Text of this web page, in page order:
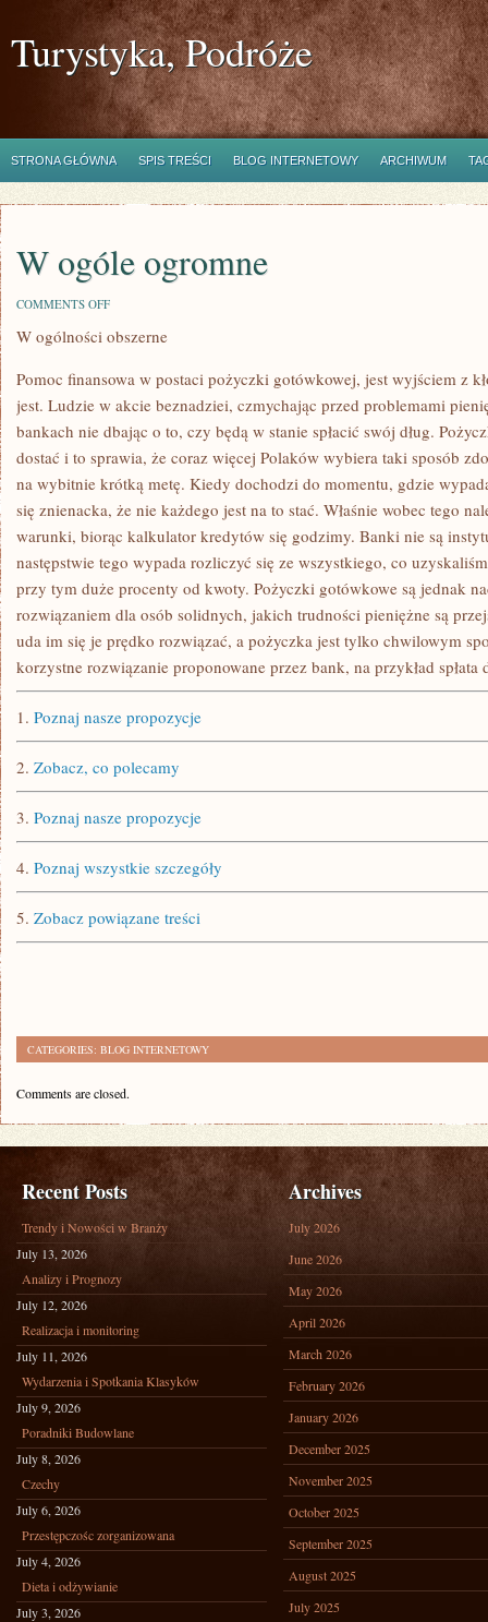
Turystyka, Podróże
STRONA GŁÓWNA SPIS TREŚCI BLOG INTERNETOWY ARCHIWUM
W ogóle ogromne
COMMENTS OFFON
OGÓLE
W ogólności obszerne
Pomoc finansowa w postaci pożyczki gotówkowej, jest wyjściem z
jest. Ludzie w akcie beznadziei, czmychając przed problemami
bankach nie dbając o to, czy będą w stanie spłacić swój dług.
dostać i to sprawia, że coraz więcej Polaków wybiera taki sposób
na wybitnie krótką metę. Kiedy dochodzi do momentu, gdzie
się znienacka, że nie każdego jest na to stać. Właśnie wobec tego
warunki, biorąc kalkulator kredytów się godzimy. Banki nie są
następstwie tego wypada rozliczyć się ze wszystkiego, co
przy tym duże procenty od kwoty. Pożyczki gotówkowe są jednak
rozwiązaniem dla osób solidnych, jakich trudności pieniężne są
uda im się je prędko rozwiązać, a pożyczka jest tylko chwilowym
korzystne rozwiązanie proponowane przez bank, na przykład
1. Poznaj nasze propozycje
2. Zobacz, co polecamy
3. Poznaj nasze propozycje
4. Poznaj wszystkie szczegóły
5. Zobacz powiązane treści
CATEGORIES: BLOG INTERNETOWY
Comments are closed.
Recent Posts
Trendy i Nowości w Branży
July 13, 2026
Analizy i Prognozy
July 12, 2026
Realizacja i monitoring
July 11, 2026
Wydarzenia i Spotkania Klasyków
July 9, 2026
Poradniki Budowlane
July 8, 2026
Czechy
July 6, 2026
Przestępczośc zorganizowana
July 4, 2026
Dieta i odżywianie
July 3, 2026
Archives
July 2026
June 2026
May 2026
April 2026
March 2026
February 2026
January 2026
December 2025
November 2025
October 2025
September 2025
August 2025
July 2025